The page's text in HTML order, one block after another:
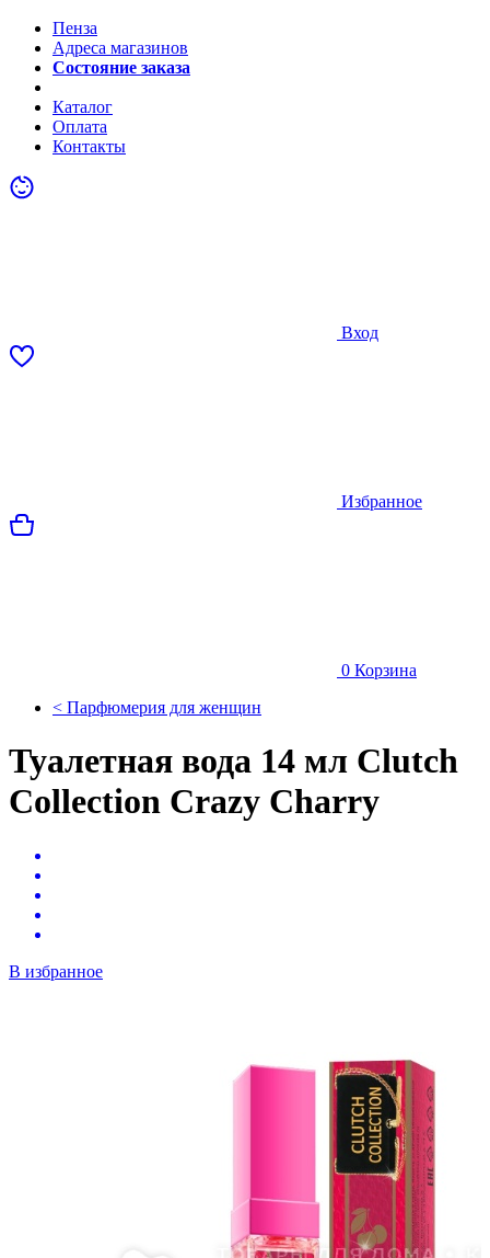
Пенза
Адреса магазинов
Состояние заказа
Каталог
Оплата
Контакты
Вход
Избранное
0 Корзина
< Парфюмерия для женщин
Туалетная вода 14 мл Clutch
Collection Crazy Charry
В избранное